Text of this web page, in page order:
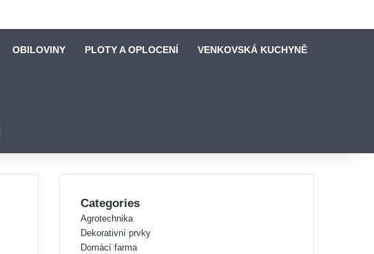
OBILOVINY PLOTY A OPLOCENÍ VENKOVSKÁ KUCHYNĚ
Categories
Agrotechnika
Dekorativní prvky
Domácí farma